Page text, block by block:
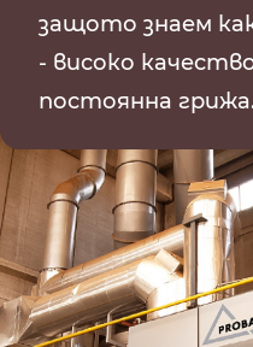
ЗЪРНА
NESPRESSO
СТАНДАРТ
защото знаем
- високо
постоянна